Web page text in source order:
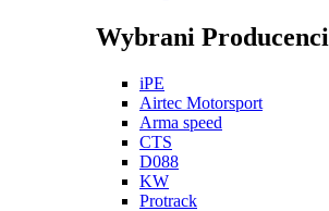
Wybrani Producenci
iPE
Airtec Motorsport
Arma speed
CTS
D088
KW
Protrack